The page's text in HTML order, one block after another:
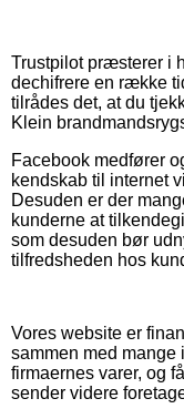
Trustpilot præsterer i
dechifrere en række
tilrådes det, at du
Klein
Facebook medfører
kendskab til internet
Desuden er der
kunderne at
som desuden bør
tilfredsheden hos
Vores website er
sammen med mange
firmaernes varer, og
sender videre